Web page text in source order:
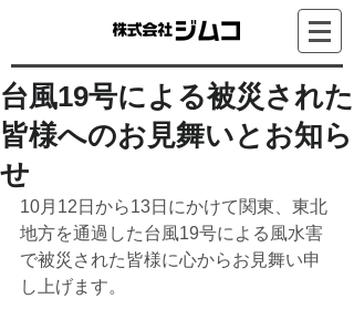
台風19号による被災された
皆様へのお見舞いとお知ら
せ
10月12日から13日にかけて関東、東北
地方を通過した台風19号による風水害
で被災された皆様に心からお見舞い申
し上げます。